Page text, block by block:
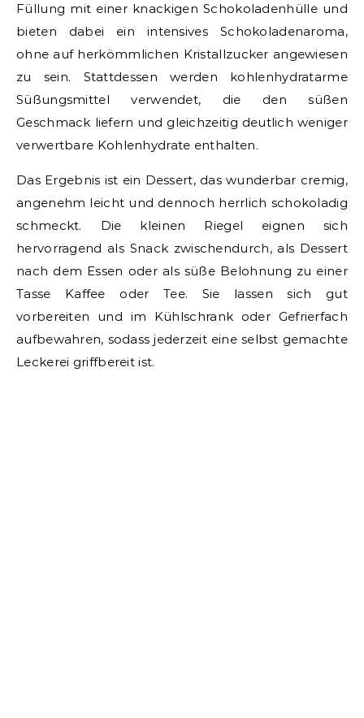
Füllung mit einer knackigen Schokoladenhülle und
bieten dabei ein intensives Schokoladenaroma,
ohne auf herkömmlichen Kristallzucker angewiesen
zu sein. Stattdessen werden kohlenhydratarme
Süßungsmittel verwendet, die den süßen
Geschmack liefern und gleichzeitig deutlich weniger
verwertbare Kohlenhydrate enthalten.
Das Ergebnis ist ein Dessert, das wunderbar cremig,
angenehm leicht und dennoch herrlich schokoladig
schmeckt. Die kleinen Riegel eignen sich
hervorragend als Snack zwischendurch, als Dessert
nach dem Essen oder als süße Belohnung zu einer
Tasse Kaffee oder Tee. Sie lassen sich gut
vorbereiten und im Kühlschrank oder Gefrierfach
aufbewahren, sodass jederzeit eine selbst gemachte
Leckerei griffbereit ist.